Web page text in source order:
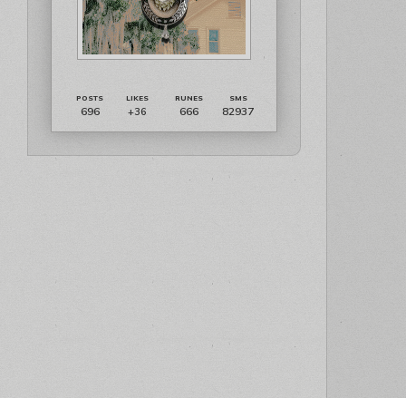
696 +36 666 82937